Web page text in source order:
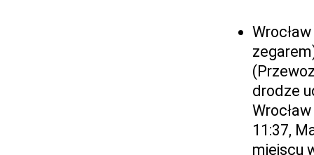
drodze
11:37,
miejscu